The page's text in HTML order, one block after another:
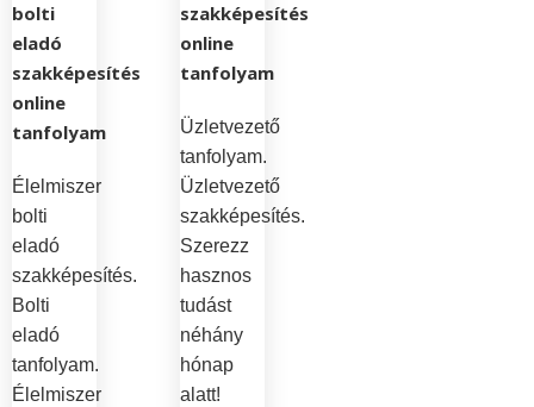
bolti
eladó
szakképesítés
online
tanfolyam
Élelmiszer
bolti
eladó
szakképesítés.
Bolti
eladó
tanfolyam.
Élelmiszer
szakképesítés
online
tanfolyam
Üzletvezető
tanfolyam.
Üzletvezető
szakképesítés.
Szerezz
hasznos
tudást
néhány
hónap
alatt!